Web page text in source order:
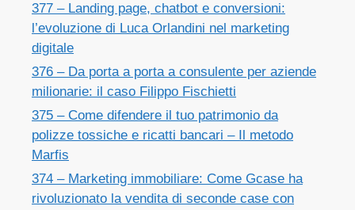
377 – Landing page, chatbot e conversioni:
l’evoluzione di Luca Orlandini nel marketing
digitale
376 – Da porta a porta a consulente per aziende
milionarie: il caso Filippo Fischietti
375 – Come difendere il tuo patrimonio da
polizze tossiche e ricatti bancari – Il metodo
Marfis
374 – Marketing immobiliare: Come Gcase ha
rivoluzionato la vendita di seconde case con